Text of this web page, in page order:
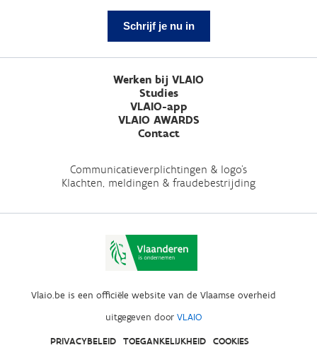
Schrijf je nu in
Werken bij VLAIO
Studies
VLAIO-app
VLAIO AWARDS
Contact
Communicatieverplichtingen & logo's
Klachten, meldingen & fraudebestrijding
Vlaio.be is een officiële website van de Vlaamse overheid
uitgegeven door VLAIO
PRIVACYBELEID TOEGANKELIJKHEID COOKIES